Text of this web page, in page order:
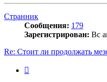
Странник
Сообщения: 179
Зарегистрирован: Вс
Re: Стоит ли продолжать